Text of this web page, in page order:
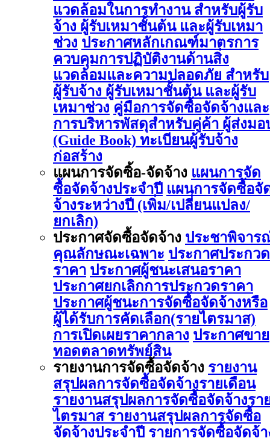
แวดล้อมในการทำงาน สำหรับผู้รับ
จ้าง ผู้รับเหมาชั้นต้น และผู้รับเหมา
ช่วง ประกาศหลักเกณฑ์มาตรการ
ควบคุมการปฏิบัติงานด้านสิ่ง
แวดล้อมและความปลอดภัย สำหรับ
ผู้รับจ้าง ผู้รับเหมาชั้นต้น และผู้รับ
เหมาช่วง คู่มือการจัดซื้อจัดจ้างและ
การบริหารพัสดุสำหรับคู่ค้า ผู้ส่งมอ
(Guide Book) ทะเบียนผู้รับจ้าง
ก่อสร้าง
แผนการจัดซิ้อ-จัดจ้าง แผนการจัด
ซื้อจัดจ้างประจำปี แผนการจัดซื้อจั
จ้างระหว่างปี (เพิ่ม/เปลี่ยนแปลง/
ยกเลิก)
ประกาศจัดซื้อจัดจ้าง ประชาพิจาร
คุณลักษณะเฉพาะ ประกาศประกวด
ราคา ประกาศผู้ชนะเสนอราคา
ประกาศยกเลิกการประกวดราคา
ประกาศผู้ชนะการจัดซื้อจัดจ้างหรือ
ผู้ได้รับการคัดเลือก(รายไตรมาส)
การเปิดเผยราคากลาง ประกาศขาย
ทอดตลาดทรัพย์สิน
รายงานการจัดซื้อจัดจ้าง รายงาน
สรุปผลการจัดซื้อจัดจ้างรายเดือน
รายงานสรุปผลการจัดซื้อจัดจ้างรา
ไตรมาส รายงานสรุปผลการจัดซื้อ
จัดจ้างประจำปี รายการจัดซื้อจัดจ้า